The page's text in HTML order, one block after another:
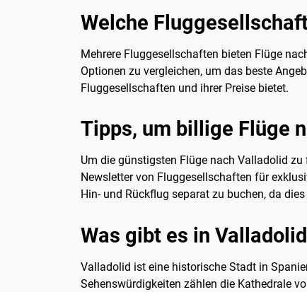
Welche
Mehrere Fluggesellschaften bieten Flüge
Optionen zu vergleichen, um das beste
Fluggesellschaften und ihrer Preise bietet.
Tipps, um billige Flüge
Um die günstigsten Flüge nach Valladolid
Newsletter von Fluggesellschaften für
Hin- und Rückflug separat zu buchen, da
Was gibt es in
Valladolid ist eine historische Stadt in
Sehenswürdigkeiten zählen die Kathedrale